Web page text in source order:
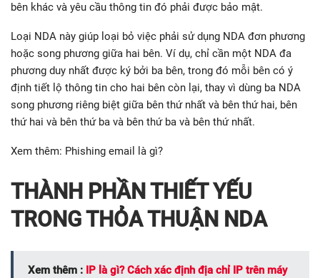
bên khác và yêu cầu thông tin đó phải được bảo mật.
Loại NDA này giúp loại bỏ việc phải sử dụng NDA đơn phương
hoặc song phương giữa hai bên. Ví dụ, chỉ cần một NDA đa
phương duy nhất được ký bởi ba bên, trong đó mỗi bên có ý
định tiết lộ thông tin cho hai bên còn lại, thay vì dùng ba NDA
song phương riêng biệt giữa bên thứ nhất và bên thứ hai, bên
thứ hai và bên thứ ba và bên thứ ba và bên thứ nhất.
Xem thêm: Phishing email là gì?
THÀNH PHẦN THIẾT YẾU
TRONG THỎA THUẬN NDA
Xem thêm : IP là gì? Cách xác định địa chỉ IP trên máy